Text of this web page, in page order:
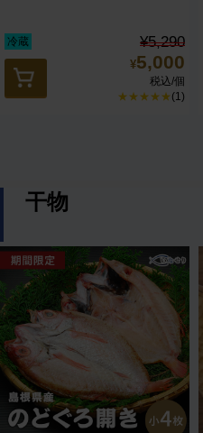
冷蔵 ¥5,290
¥5,000
税込/個
★★★★★ (1)
干物